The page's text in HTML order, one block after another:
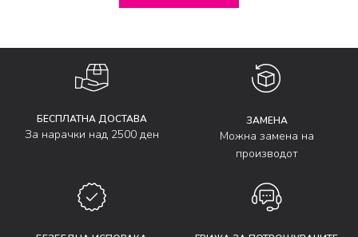
БЕСПЛАТНА ДОСТАВА
За нарачки над 2500 ден
ЗАМЕНА
Можна замена на
производот